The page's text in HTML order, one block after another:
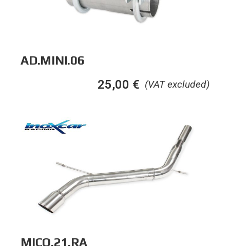
AD.MINI.06
(VAT excluded)
25,00 €
MICO.21.RA